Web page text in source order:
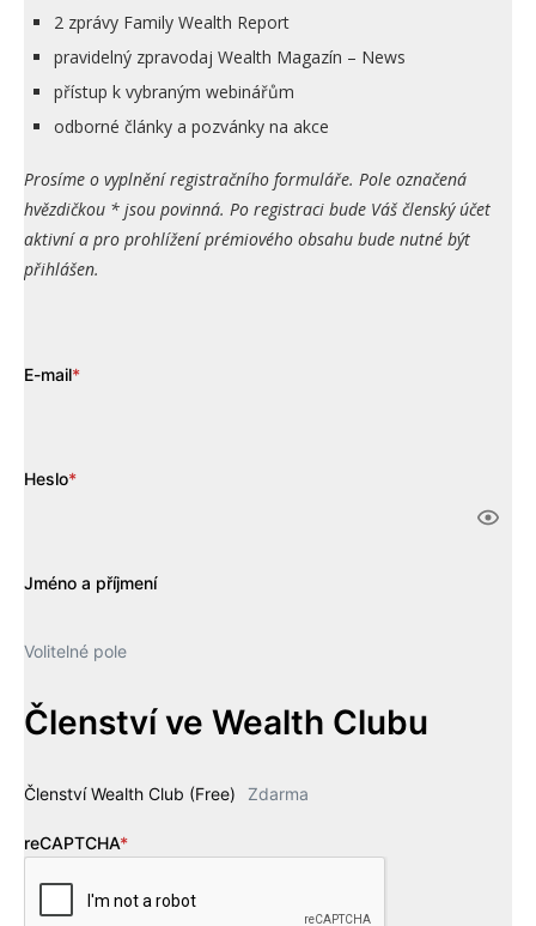
2 zprávy Family Wealth Report
pravidelný zpravodaj Wealth Magazín – News
přístup k vybraným webinářům
odborné články a pozvánky na akce
Prosíme o vyplnění registračního formuláře. Pole označená
hvězdičkou * jsou povinná. Po registraci bude Váš členský účet
aktivní a pro prohlížení prémiového obsahu bude nutné být
přihlášen.
E-mail*
Heslo*
Jméno a příjmení
Volitelné pole
Členství ve Wealth Clubu
Členství Wealth Club (Free) Zdarma
reCAPTCHA*